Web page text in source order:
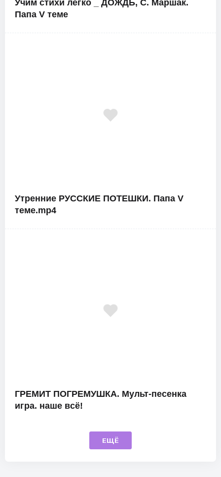
Учим стихи легко _ ДОЖДЬ, С. Маршак.
Папа V теме
Утренние РУССКИЕ ПОТЕШКИ. Папа V
теме.mp4
ГРЕМИТ ПОГРЕМУШКА. Мульт-песенка
игра. наше всё!
ЕЩЁ